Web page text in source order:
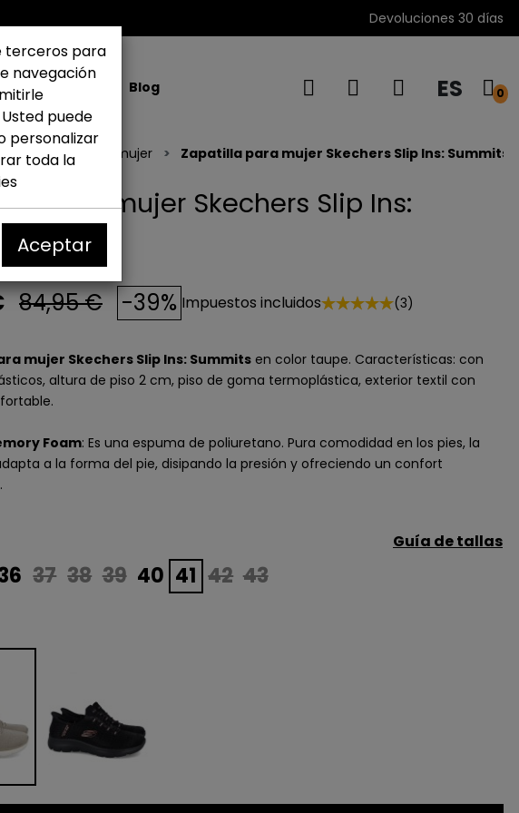
Devoluciones 30 días
Marcas Blog ES 0
deportivas mujer Zapatilla para mujer Skechers Slip Ins: Summits
para mujer Skechers Slip Ins:
84,95 € -39% Impuestos incluidos (3)
mujer Skechers Slip Ins: Summits en color taupe. Características: con
altura de piso 2 cm, piso de goma termoplástica, exterior textil con
Foam: Es una espuma de poliuretano. Pura comodidad en los pies, la
a la forma del pie, disipando la presión y ofreciendo un confort
Guía de tallas
37 38 39 40 41 42 43
terceros para
navegación
puede
personalizar
toda la
Aceptar